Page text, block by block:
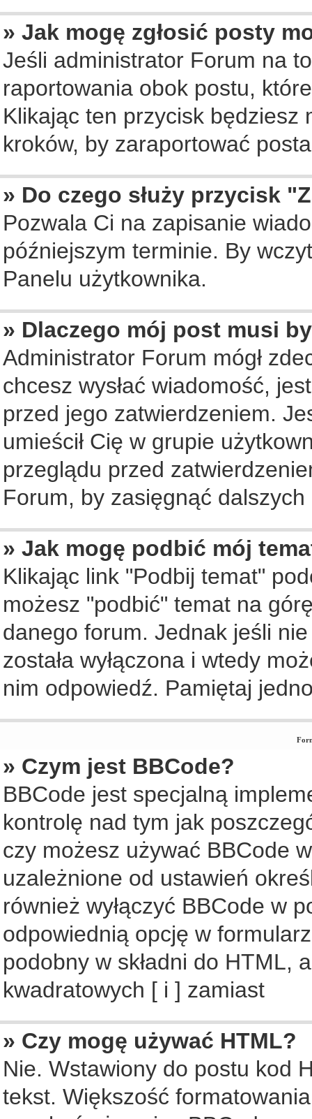
» Jak mogę zgłosić posty
Jeśli administrator Forum na
raportowania obok postu,
Klikając ten przycisk będziesz
kroków, by zaraportować
» Do czego służy przycisk
Pozwala Ci na zapisanie
późniejszym terminie. By
Panelu użytkownika.
» Dlaczego mój post musi
Administrator Forum mógł
chcesz wysłać wiadomość,
przed jego zatwierdzeniem.
umieścił Cię w grupie
przeglądu przed
Forum, by zasięgnąć
» Jak mogę podbić mój
Klikając link "Podbij temat"
możesz "podbić" temat na
danego forum. Jednak jeśli
została wyłączona i wtedy
nim odpowiedź. Pamiętaj
» Czym jest BBCode?
BBCode jest specjalną
kontrolę nad tym jak
czy możesz używać BBCode
uzależnione od ustawień
również wyłączyć BBCode w
odpowiednią opcję w
podobny w składni do HTML,
kwadratowych [ i ] zamiast
» Czy mogę używać HTML?
Nie. Wstawiony do postu kod
tekst. Większość